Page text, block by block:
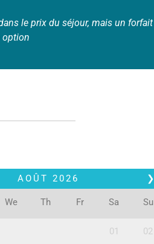
le prix du séjour, mais un forfait
option
❯
AOÛT 2026
We Th Fr Sa Su
01
02